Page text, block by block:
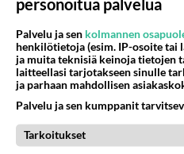
mitenkään nätti 🤣🤣🤣🤣🤣
Poliisi kiilasi mopoilijan
08.08.2026 19:55
Käviskö tällainen suhde
personoitua palvelua
Palvelu ja sen kolmannen
henkilötietoja (esim. IP-osoite tai
ja muita teknisiä keinoja tietojen
laitteellasi tarjotakseen sinulle
ja parhaan mahdollisen
Palvelu ja sen kumppanit
Tarkoitukset